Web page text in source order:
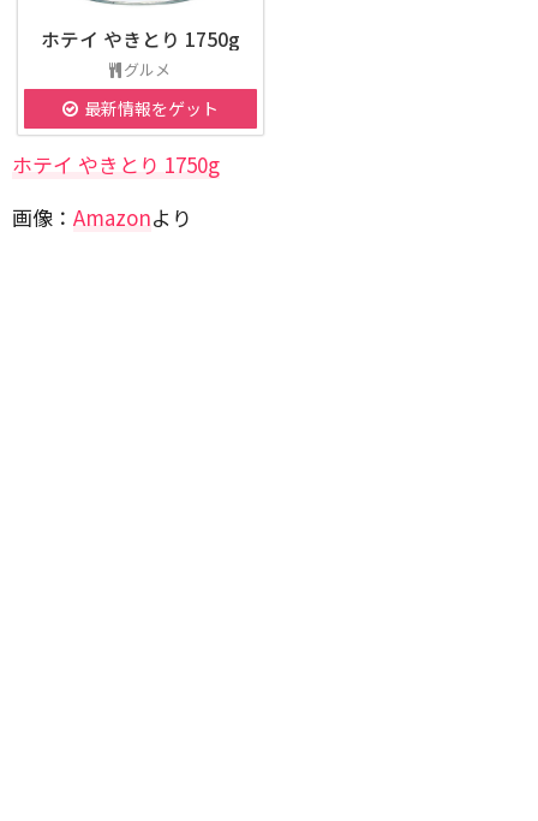
ホテイ やきとり 1750g
グルメ
最新情報をゲット
ホテイ やきとり 1750g
画像： Amazonより